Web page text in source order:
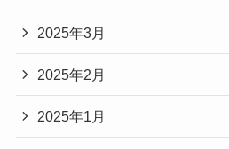
2025年3月
2025年2月
2025年1月